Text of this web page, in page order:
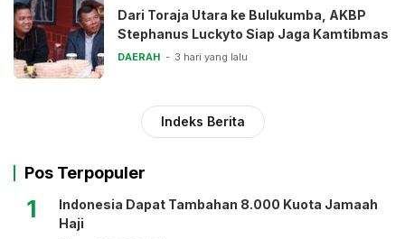
Dari Toraja Utara ke Bulukumba, AKBP
Stephanus Luckyto Siap Jaga Kamtibmas
DAERAH 3 hari yang lalu
Indeks Berita
Pos Terpopuler
1
Indonesia Dapat Tambahan 8.000 Kuota Jamaah
Haji